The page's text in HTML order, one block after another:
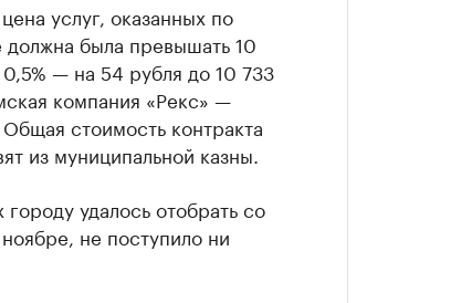
услуг, оказанных по
должна была превышать 10
— на 54 рубля до 10 733
компания «Рекс» —
стоимость контракта
из муниципальной казны.
удалось отобрать со
не поступило ни